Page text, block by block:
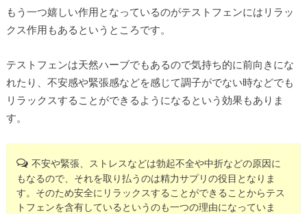
もう一つ嬉しい作用となっているのがテストフェンにはリラッ
クス作用もあるというところです。
テストフェンは天然ハーブでもあるので気持ち的に前向きにな
れたり、不安感や緊張感などを感じて調子がでない時などでも
リラックスすることができるようになるという効果もありま
す。
不安や緊張、ストレスなどは勃起不全や中折などの原因に
もなるので、それを取り払うのは精力サプリの役目となりま
す。そのため安全にリラックスすることができることからテス
トフェンを含有しているというのも一つの理由になっていま